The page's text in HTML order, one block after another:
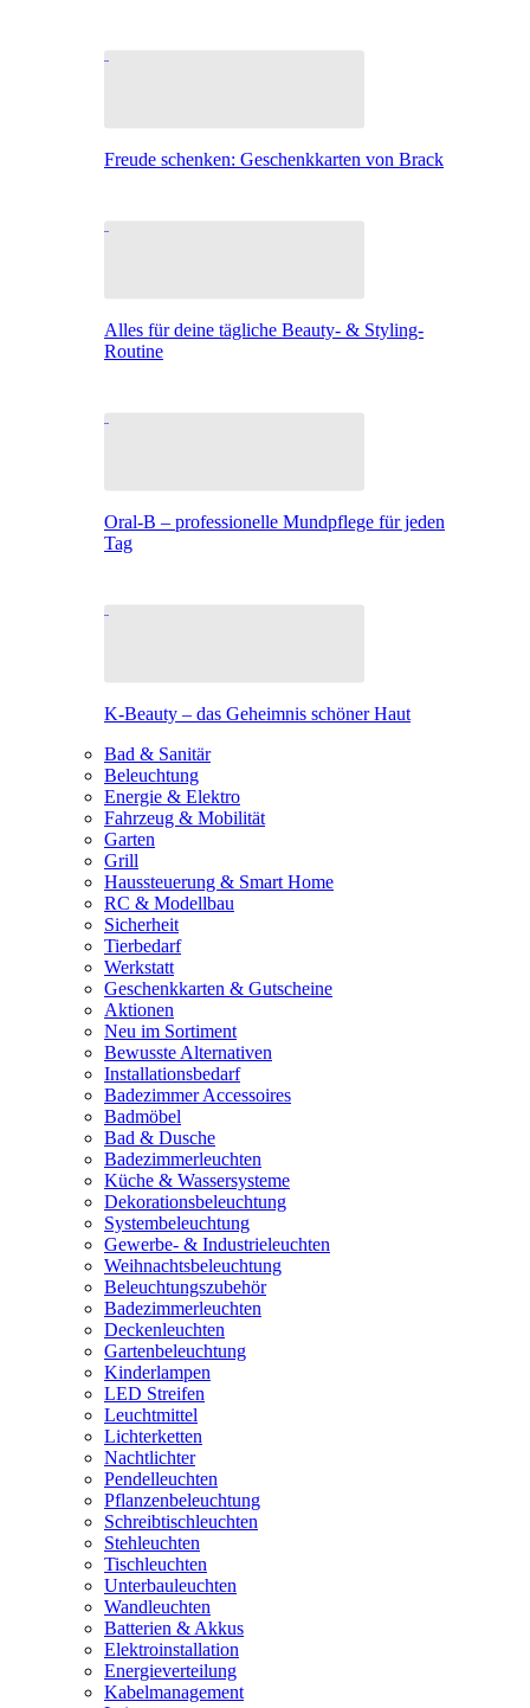
Freude schenken: Geschenkkarten von Brack
Alles für deine tägliche Beauty- & Styling-
Routine
Oral-B – professionelle Mundpflege für jeden
Tag
K-Beauty – das Geheimnis schöner Haut
Bad & Sanitär
Beleuchtung
Energie & Elektro
Fahrzeug & Mobilität
Garten
Grill
Haussteuerung & Smart Home
RC & Modellbau
Sicherheit
Tierbedarf
Werkstatt
Geschenkkarten & Gutscheine
Aktionen
Neu im Sortiment
Bewusste Alternativen
Installationsbedarf
Badezimmer Accessoires
Badmöbel
Bad & Dusche
Badezimmerleuchten
Küche & Wassersysteme
Dekorationsbeleuchtung
Systembeleuchtung
Gewerbe- & Industrieleuchten
Weihnachtsbeleuchtung
Beleuchtungszubehör
Badezimmerleuchten
Deckenleuchten
Gartenbeleuchtung
Kinderlampen
LED Streifen
Leuchtmittel
Lichterketten
Nachtlichter
Pendelleuchten
Pflanzenbeleuchtung
Schreibtischleuchten
Stehleuchten
Tischleuchten
Unterbauleuchten
Wandleuchten
Batterien & Akkus
Elektroinstallation
Energieverteilung
Kabelmanagement